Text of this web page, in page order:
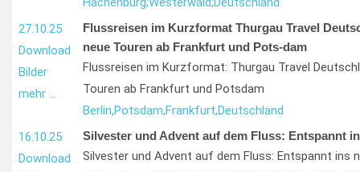
27.10.25
Download
Bilder
mehr …
Flussreisen im Kurzformat Thurgau Travel
neue Touren ab Frankfurt und Pots-dam
Flussreisen im Kurzformat: Thurgau Travel
Touren ab Frankfurt und Potsdam
Berlin,Potsdam,Frankfurt,Deutschland
16.10.25
Download
Silvester und Advent auf dem Fluss: Entspannt
Silvester und Advent auf dem Fluss: Entspannt ins